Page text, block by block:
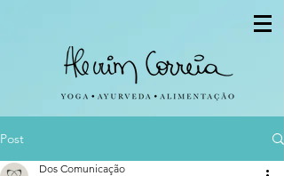
Post
Dos Comunicação